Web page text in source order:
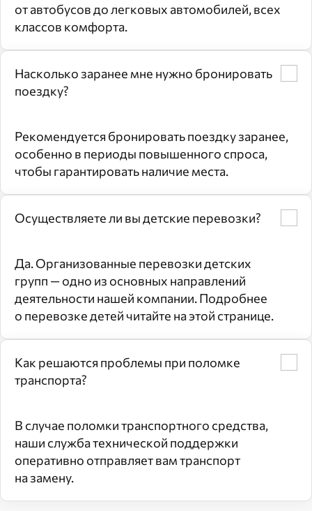
от автобусов до легковых автомобилей, всех
классов комфорта.
Насколько заранее мне нужно бронировать
поездку?
Рекомендуется бронировать поездку заранее,
особенно в периоды повышенного спроса,
чтобы гарантировать наличие места.
Осуществляете ли вы детские перевозки?
Да. Организованные перевозки детских
групп — одно из основных направлений
деятельности нашей компании. Подробнее
о перевозке детей читайте на этой странице.
Как решаются проблемы при поломке
транспорта?
В случае поломки транспортного средства,
наши служба технической поддержки
оперативно отправляет вам транспорт
на замену.